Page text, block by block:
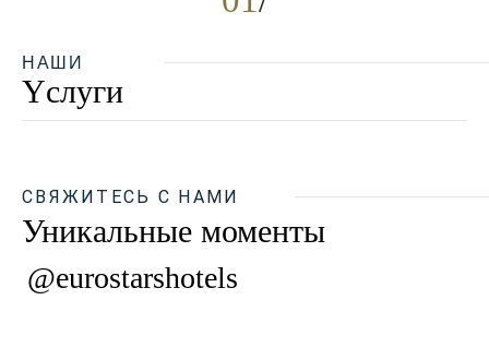
НАШИ
Yслуги
СВЯЖИТЕСЬ С НАМИ
Уникальные моменты
@eurostarshotels